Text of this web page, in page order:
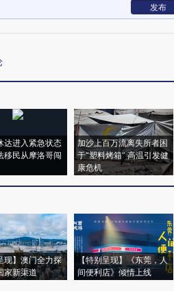
发布
达进入紧急状态
移民从摩洛哥闯
加沙上百万流离失所者困
于“塑料烤箱” 高温引发健
康危机
现】澳门全力探
家新渠道
【特别呈现】《东莞，人
间便利店》倾情上线